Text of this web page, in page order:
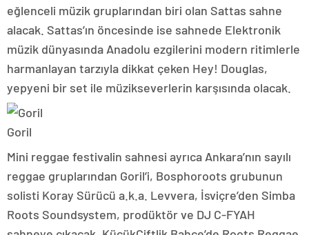
eğlenceli müzik gruplarından biri olan Sattas sahne
alacak. Sattas’ın öncesinde ise sahnede Elektronik
müzik dünyasında Anadolu ezgilerini modern ritimlerle
harmanlayan tarzıyla dikkat çeken Hey! Douglas,
yepyeni bir set ile müzikseverlerin karşısında olacak.
Goril
Mini reggae festivalin sahnesi ayrıca Ankara’nın sayılı
reggae gruplarından Goril’i, Bosphoroots grubunun
solisti Koray Sürücü a.k.a. Levvera, İsviçre’den Simba
Roots Soundsystem, prodüktör ve DJ C-FYAH